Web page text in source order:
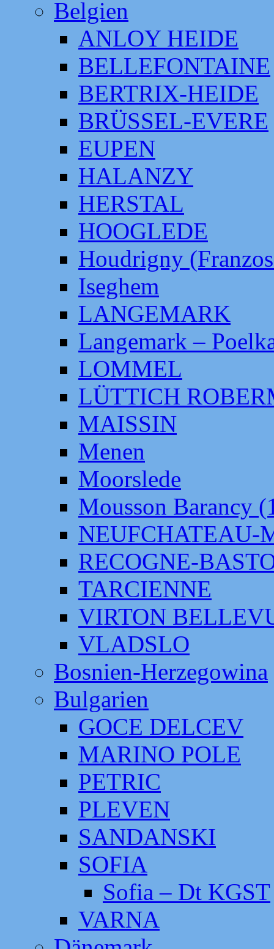
Belgien
ANLOY HEIDE
BELLEFONTAINE
BERTRIX-HEIDE
BRÜSSEL-EVERE
EUPEN
HALANZY
HERSTAL
HOOGLEDE
Houdrigny
Iseghem
LANGEMARK
Langemark –
LOMMEL
LÜTTICH
MAISSIN
Menen
Moorslede
Mousson Barancy
NEUFCHATEAU-
RECOGNE-
TARCIENNE
VIRTON
VLADSLO
Bosnien-Herzegowina
Bulgarien
GOCE DELCEV
MARINO POLE
PETRIC
PLEVEN
SANDANSKI
SOFIA
Sofia – Dt KGST
VARNA